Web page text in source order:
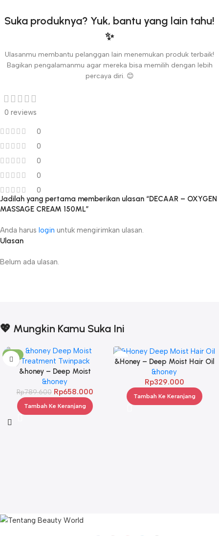
Suka produknya? Yuk, bantu yang lain tahu!
✨
Ulasanmu membantu pelanggan lain menemukan produk terbaik!
Bagikan pengalamanmu agar mereka bisa memilih dengan lebih
percaya diri. 😊
0 reviews
0
0
0
0
0
Ulasan
Belum ada ulasan.
Jadilah yang pertama memberikan ulasan “DECAAR – OXYGEN
MASSAGE CREAM 150ML”
Anda harus login untuk mengirimkan ulasan.
💖 Mungkin Kamu Suka Ini
-17%
&honey – Deep Moist
Treatment 445 g Twinpack
&honey
Rp789.600 Rp658.000
Tambah Ke Keranjang
&Honey – Deep Moist Hair Oil
3.0 100ml
&honey
Rp329.000
Tambah Ke Keranjang